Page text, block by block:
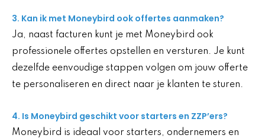
3. Kan ik met Moneybird ook offertes aanmaken?
Ja, naast facturen kunt je met Moneybird ook
professionele offertes opstellen en versturen. Je kunt
dezelfde eenvoudige stappen volgen om jouw offerte
te personaliseren en direct naar je klanten te sturen.
4. Is Moneybird geschikt voor starters en ZZP’ers?
Moneybird is ideaal voor starters, ondernemers en